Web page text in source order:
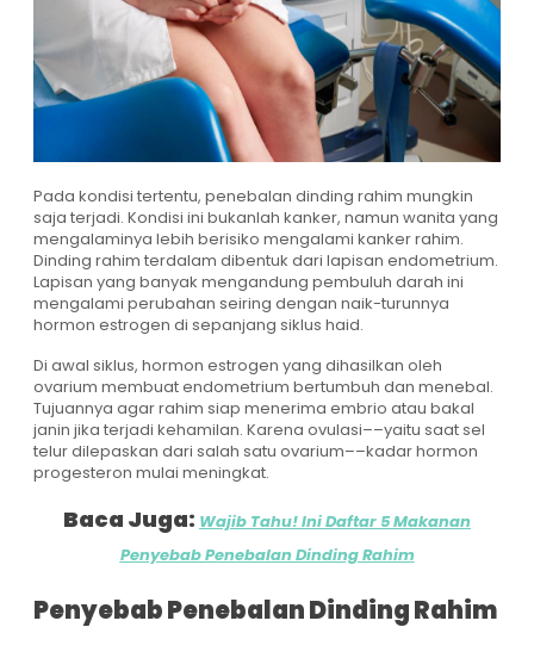
Pada kondisi tertentu, penebalan dinding rahim mungkin
saja terjadi. Kondisi ini bukanlah kanker, namun wanita yang
mengalaminya lebih berisiko mengalami kanker rahim.
Dinding rahim terdalam dibentuk dari lapisan endometrium.
Lapisan yang banyak mengandung pembuluh darah ini
mengalami perubahan seiring dengan naik-turunnya
hormon estrogen di sepanjang siklus haid.
Di awal siklus, hormon estrogen yang dihasilkan oleh
ovarium membuat endometrium bertumbuh dan menebal.
Tujuannya agar rahim siap menerima embrio atau bakal
janin jika terjadi kehamilan. Karena ovulasi––yaitu saat sel
telur dilepaskan dari salah satu ovarium––kadar hormon
progesteron mulai meningkat.
Baca Juga: Wajib Tahu! Ini Daftar 5 Makanan
Penyebab Penebalan Dinding Rahim
Penyebab Penebalan Dinding Rahim